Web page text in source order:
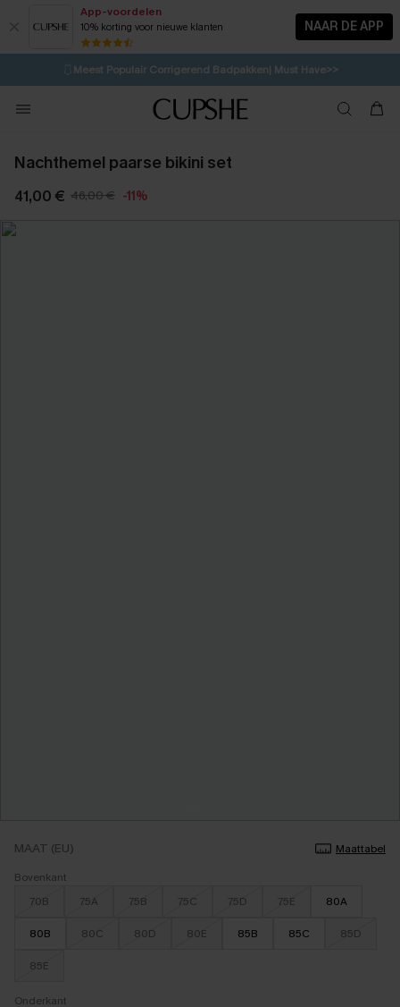
App-voordelen
10% korting voor nieuwe klanten NAAR DE APP
⚡️LAATSTE KANS | Tot 50% korting>>
🩱Meest Populair Corrigerend Badpakken| Must Have>>
💌Abonneer je & ontvang tot 15% korting>>
Koop 3, krijg 15% korting | CODE: SW15
Nachthemel paarse bikini set
41,00 € 46,00 € -11%
MAAT (EU)
Maattabel
Bovenkant
70B
75A 75B 75C 75D 75E 80A
80B 80C 80D 80E 85B 85C 85D
85E
Onderkant